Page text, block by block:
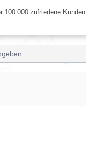
100.000 zufriedene Kunden